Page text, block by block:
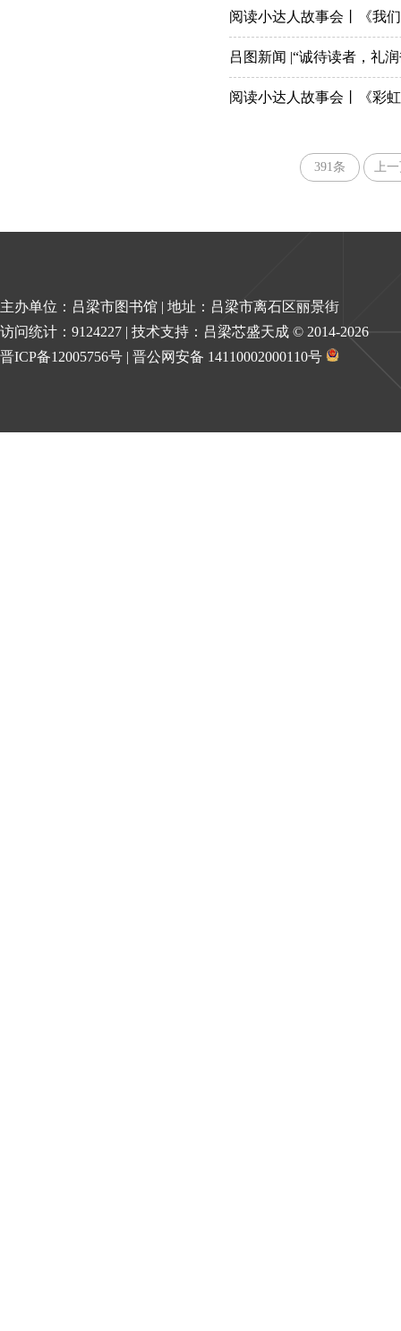
阅读小达人故事会丨《我
吕图新闻 |“诚待读者，礼
阅读小达人故事会丨《彩
391条 上
主办单位：吕梁市图书馆 | 地址：吕梁市离石区丽景街
访问统计：9124227 | 技术支持：吕梁芯盛天成 © 2014-2026
晋ICP备12005756号 | 晋公网安备 14110002000110号